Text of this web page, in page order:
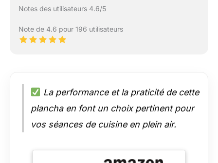
Notes des utilisateurs 4.6/5
Note de 4.6 pour 196 utilisateurs
La performance et la praticité de cette
plancha en font un choix pertinent pour
vos séances de cuisine en plein air.